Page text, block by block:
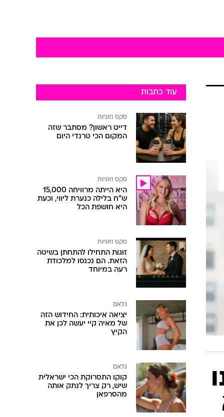
עוד כתבות
סקס וזוגיות
דייט ראשון? מסתבר שזה
המקום הכי טרנדי היום
סקס וזוגיות
היא הייתה מרוויחה 15,000
ש"ח בלילה כנערת ליווי, וכעת
היא חושפת הכל
סקס וזוגיות
זוגות התחילו להתחתן בשיטה
הזאת. הם נכנסו למלכודת
רעה במיוחד
גלאם
יציאה איכותית: החידוש הזה
של מאיה קיי יעשה לכן את
הקיץ
גלאם
קוקו התסרוקת הכי ישראלית
שיש, רק צריך לנתק אותה
מהסרפאן